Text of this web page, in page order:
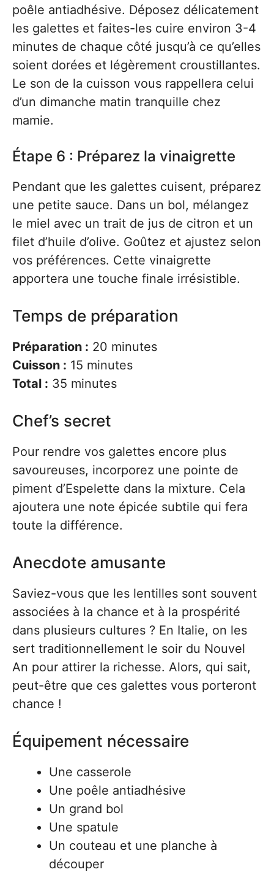
poêle antiadhésive. Déposez délicatement
les galettes et faites-les cuire environ 3-4
minutes de chaque côté jusqu’à ce qu’elles
soient dorées et légèrement croustillantes.
Le son de la cuisson vous rappellera celui
d’un dimanche matin tranquille chez
mamie.
Étape 6 : Préparez la vinaigrette
Pendant que les galettes cuisent, préparez
une petite sauce. Dans un bol, mélangez
le miel avec un trait de jus de citron et un
filet d’huile d’olive. Goûtez et ajustez selon
vos préférences. Cette vinaigrette
apportera une touche finale irrésistible.
Temps de préparation
Préparation : 20 minutes
Cuisson : 15 minutes
Total : 35 minutes
Chef’s secret
Pour rendre vos galettes encore plus
savoureuses, incorporez une pointe de
piment d’Espelette dans la mixture. Cela
ajoutera une note épicée subtile qui fera
toute la différence.
Anecdote amusante
Saviez-vous que les lentilles sont souvent
associées à la chance et à la prospérité
dans plusieurs cultures ? En Italie, on les
sert traditionnellement le soir du Nouvel
An pour attirer la richesse. Alors, qui sait,
peut-être que ces galettes vous porteront
chance !
Équipement nécessaire
Une casserole
Une poêle antiadhésive
Un grand bol
Une spatule
Un couteau et une planche à
découper